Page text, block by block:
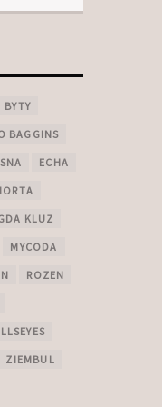
BYTY
BAGGINS
ECHA
KLUZ
MYCODA
ROZEN
ZIEMBUL